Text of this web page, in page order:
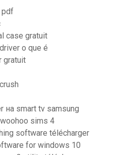
اذكار الصباح والمساء مكتوبة pdf
case gratuit
o que é
gratuit
на smart tv samsung
sims 4
software télécharger
for windows 10